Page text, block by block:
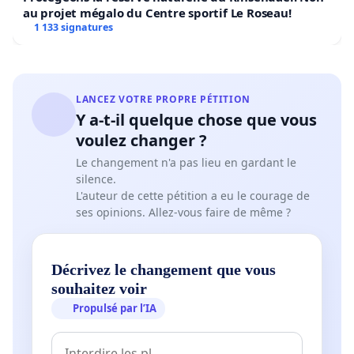
au projet mégalo du Centre sportif Le Roseau!
1 133 signatures
LANCEZ VOTRE PROPRE PÉTITION
Y a-t-il quelque chose que vous
voulez changer ?
Le changement n'a pas lieu en gardant le
silence.
L'auteur de cette pétition a eu le courage de
ses opinions. Allez-vous faire de même ?
Décrivez le changement que vous
souhaitez voir
Propulsé par l’IA